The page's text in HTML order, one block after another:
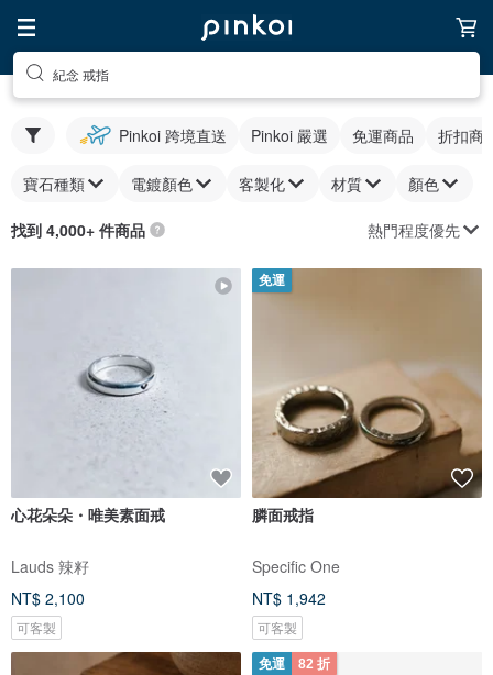
紀念 戒指
Pinkoi 跨境直送 Pinkoi 嚴選 免運商品 折扣商
寶石種類 電鍍顏色 客製化 材質 顏色
找到 4,000+ 件商品 熱門程度優先
心花朵朵・唯美素面戒
Lauds 辣籽
NT$ 2,100
可客製
免運
膦面戒指
Specific One
NT$ 1,942
可客製
免運 82 折